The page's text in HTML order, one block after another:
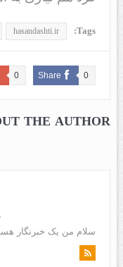
Tags:
hasandashti.ir
Share 0
0
THE AUTHOR
سلام من یک خبرنگار